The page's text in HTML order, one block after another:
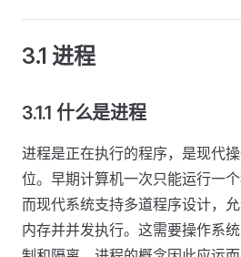
3.1 进程
3.1.1 什么是进程
进程是正在执行的程序，是现代
位。早期计算机一次只能运行一个
而现代系统支持多道程序设计，
内存并并发执行。这需要操作系